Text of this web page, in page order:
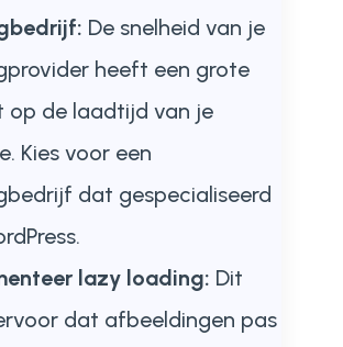
De snelheid van je
heeft een grote
op de laadtijd van je
Kies voor een
dat gespecialiseerd
lazy loading: Dit
dat afbeeldingen pas